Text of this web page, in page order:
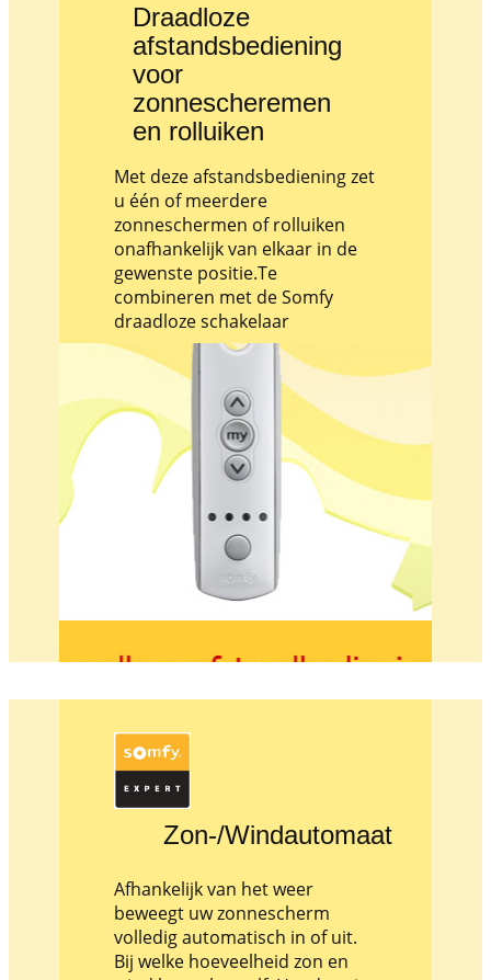
Draadloze
afstandsbediening
voor
zonnescheremen
en rolluiken
Met deze afstandsbediening zet
u één of meerdere
zonneschermen of rolluiken
onafhankelijk van elkaar in de
gewenste positie.Te
combineren met de Somfy
draadloze schakelaar
Zon-/Windautomaat
Afhankelijk van het weer
beweegt uw zonnescherm
volledig automatisch in of uit.
Bij welke hoeveelheid zon en